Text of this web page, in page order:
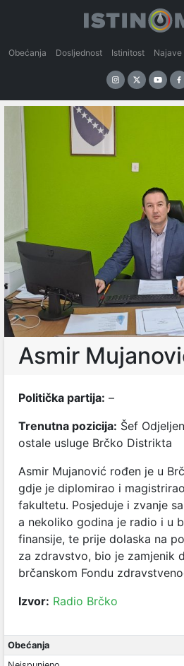
Obećanja Dosljednost Istinitost Najave
Asmir
Politička partija: –
Trenutna pozicija: Šef
ostale usluge Brčko Distrikta
Asmir Mujanović rođen je u
gdje je diplomirao i
fakultetu. Posjeduje i zvanje
a nekoliko godina je radio i u
finansije, te prije dolaska na
za zdravstvo, bio je zamjenik
brčanskom Fondu
Izvor: Radio Brčko
Obećanja